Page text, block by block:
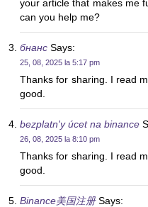
your article that makes me
can you help me?
бнанс Says:
25, 08, 2025 la 5:17 pm
Thanks for sharing. I read
good.
bezplatn'y úcet na binance
26, 08, 2025 la 8:10 pm
Thanks for sharing. I read
good.
Binance美国注册Says: